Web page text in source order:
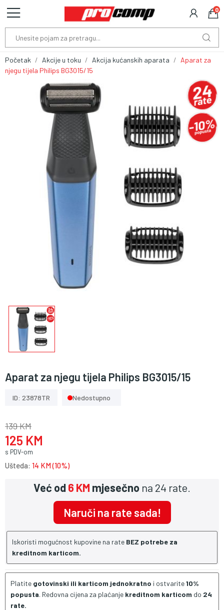
0
Početak Akcije u toku Akcija kućanskih aparata
Aparat za
njegu tijela Philips BG3015/15
Aparat za njegu tijela Philips BG3015/15
ID: 23878TR Nedostupno
139 KM
125 KM
s PDV-om
Ušteda: 14 KM (10%)
Već od6 KM mjesečno na 24 rate.
Naruči na rate sada!
Iskoristi mogućnost kupovine na rate BEZ potrebe za
kreditnom karticom.
Platite gotovinski ili karticom jednokratno i ostvarite10%
popusta. Redovna cijena za plaćanje kreditnom karticom do 24
rate.